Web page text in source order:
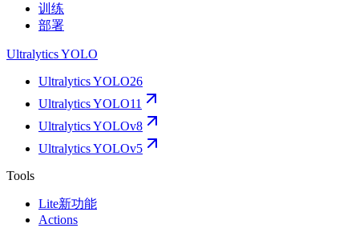
训练
部署
Ultralytics YOLO
Ultralytics YOLO26
Ultralytics YOLO11
Ultralytics YOLOv8
Ultralytics YOLOv5
Tools
Lite新功能
Actions